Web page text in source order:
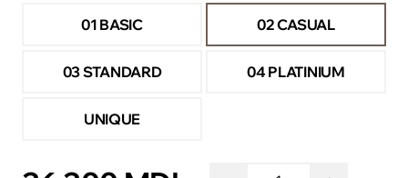
01 BASIC
02 CASUAL
03 STANDARD 04 PLATINIUM
UNIQUE